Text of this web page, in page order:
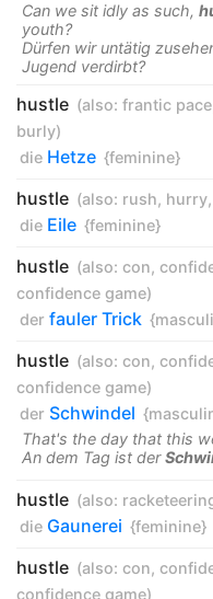
Can we sit idly as such,
youth?
Dürfen wir untätig
Jugend verdirbt?
hustle (also: frantic pace
burly)
die Hetze {feminine}
hustle (also: rush, hurry,
die Eile {feminine}
hustle (also: con,
confidence game)
der fauler Trick
hustle (also: con,
confidence game)
der Schwindel
That's the day that this
An dem Tag ist der
hustle (also:
die Gaunerei {feminine}
hustle (also: con,
confidence game)